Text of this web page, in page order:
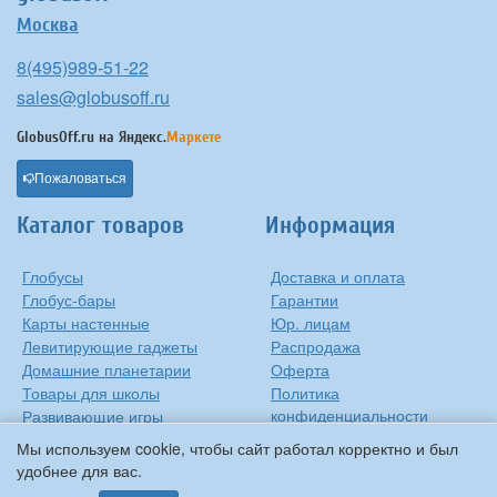
Мы используем cookie, чтобы сайт работал корректно и был
удобнее для вас.
Москва
8(495)989-51-22
sales@globusoff.ru
GlobusOff.ru на Яндекс.Маркете
Пожаловаться
Каталог товаров
Глобусы
Глобус-бары
Карты настенные
Левитирующие гаджеты
Домашние планетарии
Товары для школы
Развивающие игры
Оригинальные игрушки
Подарки на Новый Год
Прочее
Информация
Доставка и оплата
Гарантии
Юр. лицам
Распродажа
Оферта
Политика
конфиденциальности
Контакты
О компании